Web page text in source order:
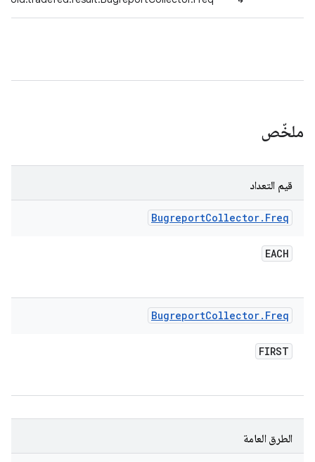
ملخّص
قيم التعداد
BugreportCollector. Freq
EACH
BugreportCollector. Freq
FIRST
الطرق العامة